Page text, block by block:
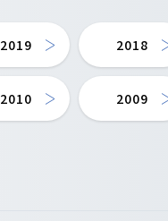
2019 2018
2010 2009